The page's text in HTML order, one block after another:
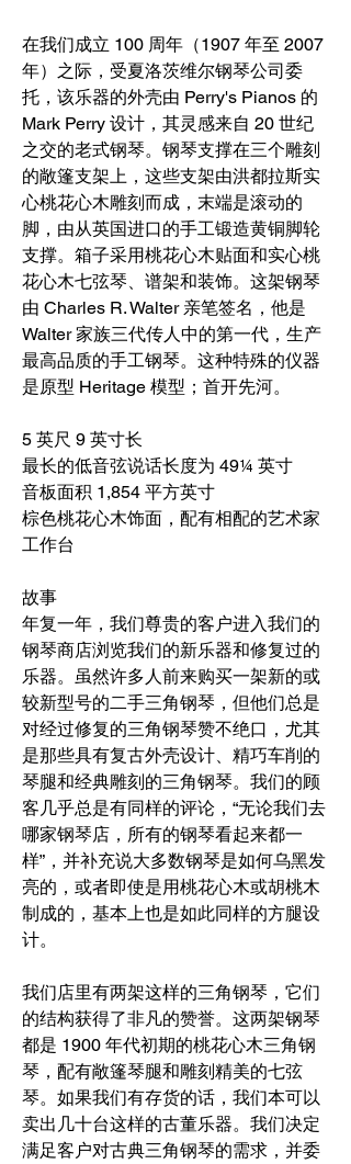
在我们成立 100 周年（1907 年至 2007
年）之际，受夏洛茨维尔钢琴公司委
托，该乐器的外壳由 Perry's Pianos 的
Mark Perry 设计，其灵感来自 20 世纪
之交的老式钢琴。钢琴支撑在三个雕刻
的敞篷支架上，这些支架由洪都拉斯实
心桃花心木雕刻而成，末端是滚动的
脚，由从英国进口的手工锻造黄铜脚轮
支撑。箱子采用桃花心木贴面和实心桃
花心木七弦琴、谱架和装饰。这架钢琴
由 Charles R. Walter 亲笔签名，他是
Walter 家族三代传人中的第一代，生产
最高品质的手工钢琴。这种特殊的仪器
是原型 Heritage 模型；首开先河。
5 英尺 9 英寸长
最长的低音弦说话长度为 49¼ 英寸
音板面积 1,854 平方英寸
棕色桃花心木饰面，配有相配的艺术家
工作台
故事
年复一年，我们尊贵的客户进入我们的
钢琴商店浏览我们的新乐器和修复过的
乐器。虽然许多人前来购买一架新的或
较新型号的二手三角钢琴，但他们总是
对经过修复的三角钢琴赞不绝口，尤其
是那些具有复古外壳设计、精巧车削的
琴腿和经典雕刻的三角钢琴。我们的顾
客几乎总是有同样的评论，“无论我们去
哪家钢琴店，所有的钢琴看起来都一
样”，并补充说大多数钢琴是如何乌黑发
亮的，或者即使是用桃花心木或胡桃木
制成的，基本上也是如此同样的方腿设
计。
我们店里有两架这样的三角钢琴，它们
的结构获得了非凡的赞誉。这两架钢琴
都是 1900 年代初期的桃花心木三角钢
琴，配有敞篷琴腿和雕刻精美的七弦
琴。如果我们有存货的话，我们本可以
卖出几十台这样的古董乐器。我们决定
满足客户对古典三角钢琴的需求，并委